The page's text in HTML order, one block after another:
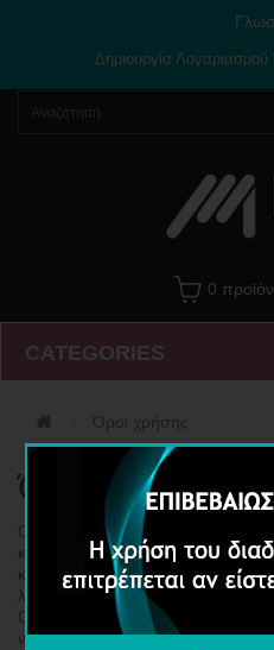
Δημιουργία Λογαριασμού
0
CATEGORIES
Όροι χρήσης
Όροι χρήσης
O ιστότοπος www.mirageliquids.gr
κατάστημα πώλησης προϊόντων
καλούμενο ηλεκτρονικό κατάστημα
λειτουργεί η εταιρεία με την
CIGARETTES που εδρεύει στον
νόμιμα, με Α.Φ.Μ. 076816750 και